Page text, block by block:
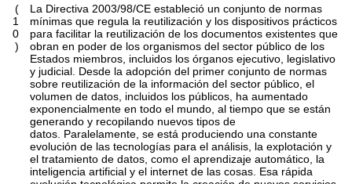
(
1
0
)
La Directiva 2003/98/CE estableció un conjunto de normas
mínimas que regula la reutilización y los dispositivos prácticos
para facilitar la reutilización de los documentos existentes que
obran en poder de los organismos del sector público de los
Estados miembros, incluidos los órganos ejecutivo, legislativo
y judicial. Desde la adopción del primer conjunto de normas
sobre reutilización de la información del sector público, el
volumen de datos, incluidos los públicos, ha aumentado
exponencialmente en todo el mundo, al tiempo que se están
generando y recopilando nuevos tipos de
datos. Paralelamente, se está produciendo una constante
evolución de las tecnologías para el análisis, la explotación y
el tratamiento de datos, como el aprendizaje automático, la
inteligencia artificial y el internet de las cosas. Esa rápida